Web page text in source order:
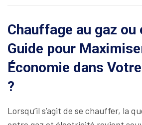
Chauffage au gaz ou
Guide pour
Économie dans
?
Lorsqu’il s’agit de se chauffer, la